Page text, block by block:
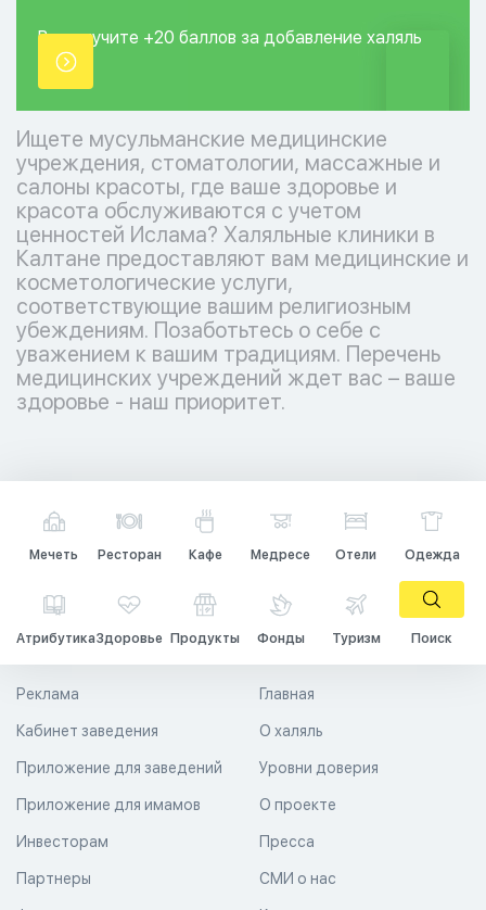
Вы получите +20 баллов за добавление халяль
точки.
Ищете мусульманские медицинские
учреждения, стоматологии, массажные и
салоны красоты, где ваше здоровье и
красота обслуживаются с учетом
ценностей Ислама? Халяльные клиники в
Калтане предоставляют вам медицинские и
косметологические услуги,
соответствующие вашим религиозным
убеждениям. Позаботьтесь о себе с
уважением к вашим традициям. Перечень
медицинских учреждений ждет вас – ваше
здоровье - наш приоритет.
Мечеть Ресторан Кафе Медресе Отели Одежда
АтрибутикаЗдоровье Продукты Фонды Туризм Поиск
Главная
О халяль
Уровни доверия
Реклама
Кабинет заведения
Приложение для заведений
Приложение для имамов О проекте
Пресса
СМИ о нас
Инвесторам
Партнеры